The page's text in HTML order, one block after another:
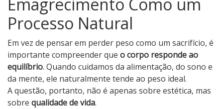
Emagrecimento Como um
Processo Natural
Em vez de pensar em perder peso como um sacrifício, é
importante compreender que o corpo responde ao
equilíbrio. Quando cuidamos da alimentação, do sono e
da mente, ele naturalmente tende ao peso ideal.
A questão, portanto, não é apenas sobre estética, mas
sobre qualidade de vida.